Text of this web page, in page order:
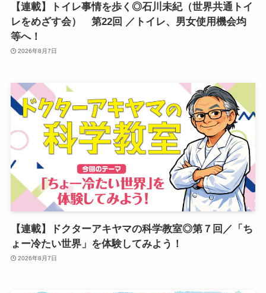
【連載】トイレ事情を歩く◎石川未紀（世界共通トイ
レをめざす会） 第22回 ／トイレ、男女使用機会均
等へ！
2026年8月7日
【連載】ドクターアキヤマの科学教室◎第７回／「ち
ょー冷たい世界」を体験してみよう！
2026年8月7日